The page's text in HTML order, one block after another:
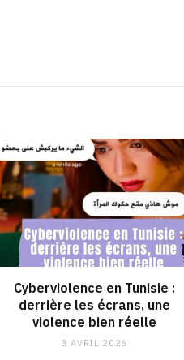
Cyberviolence en Tunisie :
derrière les écrans, une
violence bien réelle
3 AVRIL 2026